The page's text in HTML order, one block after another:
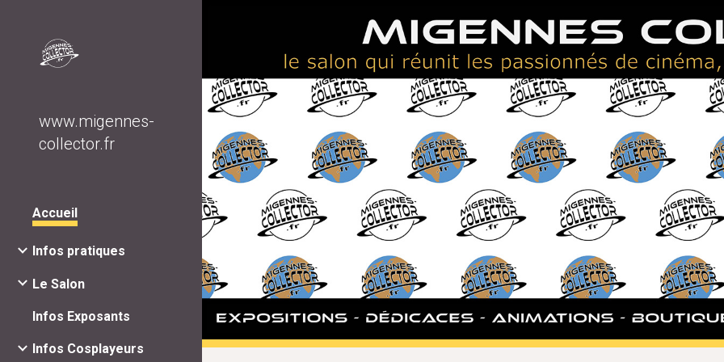
Skip to main content Skip to
www.migennes-
collector.fr
Accueil
Infos pratiques
Le Salon
Infos Exposants
Infos Cosplayeurs